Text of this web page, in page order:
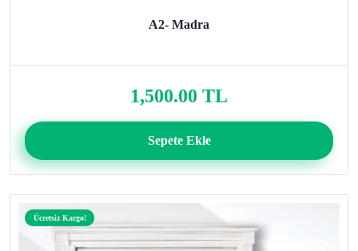
A2- Madra
1,500.00 TL
Sepete Ekle
Ücretsiz Kargo!